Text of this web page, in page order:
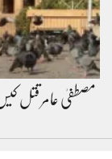
مصطفیٰ عامر قتل